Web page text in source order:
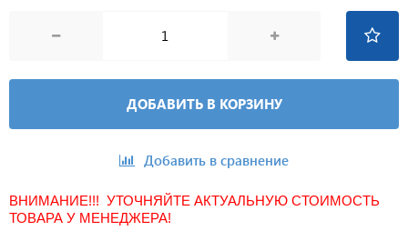
ДОБАВИТЬ В КОРЗИНУ
Добавить в сравнение
ВНИМАНИЕ!!! УТОЧНЯЙТЕ АКТУАЛЬНУЮ СТОИМОСТЬ
ТОВАРА У МЕНЕДЖЕРА!